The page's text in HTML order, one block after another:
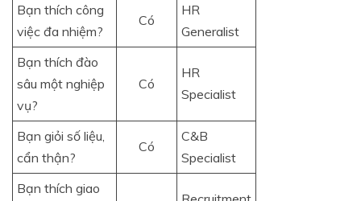
Bạn thích công
việc đa nhiệm?
Có
HR
Generalist
Bạn thích đào
sâu một nghiệp
vụ?
Có
HR
Specialist
Bạn giỏi số liệu,
cẩn thận?
Có
C&B
Specialist
Bạn thích giao